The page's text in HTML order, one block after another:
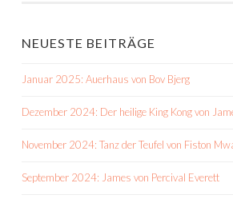
NEUESTE BEITRÄGE
Januar 2025: Auerhaus von Bov Bjerg
Dezember 2024: Der heilige King Kong von
November 2024: Tanz der Teufel von Fiston
September 2024: James von Percival Everett